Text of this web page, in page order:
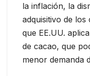
la inflación, la
adquisitivo de
que EE.UU.
de cacao, que
menor demanda